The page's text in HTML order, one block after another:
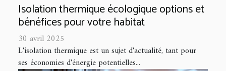
Isolation thermique écologique options et
bénéfices pour votre habitat
30 avril 2025
L'isolation thermique est un sujet d'actualité, tant pour
ses économies d'énergie potentielles...